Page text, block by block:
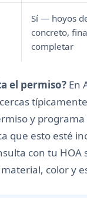
Sí — hoyos
concreto,
completar
el permiso? En
y programa
que esto esté
con tu HOA
color y